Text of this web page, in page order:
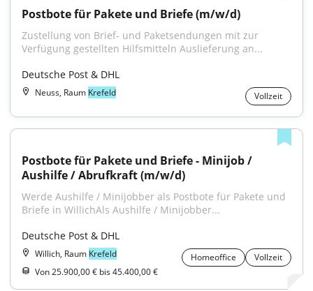
Postbote für Pakete und Briefe (m/w/d)
Zustellung von Brief- und Paketsendungen mit zur
Verfügung gestellten Hilfsmitteln Auslieferung an...
Deutsche Post & DHL
Neuss, Raum Krefeld Vollzeit
Postbote für Pakete und Briefe - Minijob /
Aushilfe / Abrufkraft (m/w/d)
Werde Aushilfe / Minijobber als Postbote für Pakete und
Briefe in WillichAls Aushilfe / Minijobber...
Deutsche Post & DHL
Willich, Raum Krefeld Homeoffice
Vollzeit
Von 25.900,00 € bis 45.400,00 €